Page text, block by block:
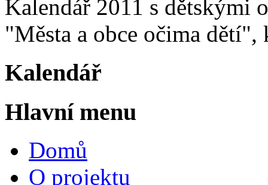
Kalendář 2011 s dětskými
"Města a obce očima
Kalendář
Hlavní menu
Domů
O projektu